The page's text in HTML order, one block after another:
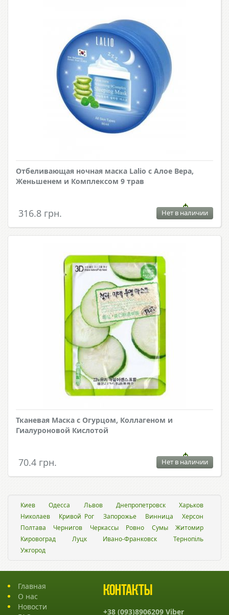
Отбеливающая ночная маска Lalio с Алое Вера,
Женьшенем и Комплексом 9 трав
316.8 грн. Нет в наличии
Тканевая Маска с Огурцом, Коллагеном и
Гиалуроновой Кислотой
70.4 грн. Нет в наличии
Киев Одесса Львов Днепропетровск
Харьков
Николаев
Кривой Рог Запорожье Винница
Херсон
Полтава
Чернигов Черкассы Ровно Сумы
Житомир
Кировоград
Луцк Ивано-Франковск
Тернопіль
Ужгород
Главная
О нас
Новости
Контакты
+38 (093)8906209 Viber